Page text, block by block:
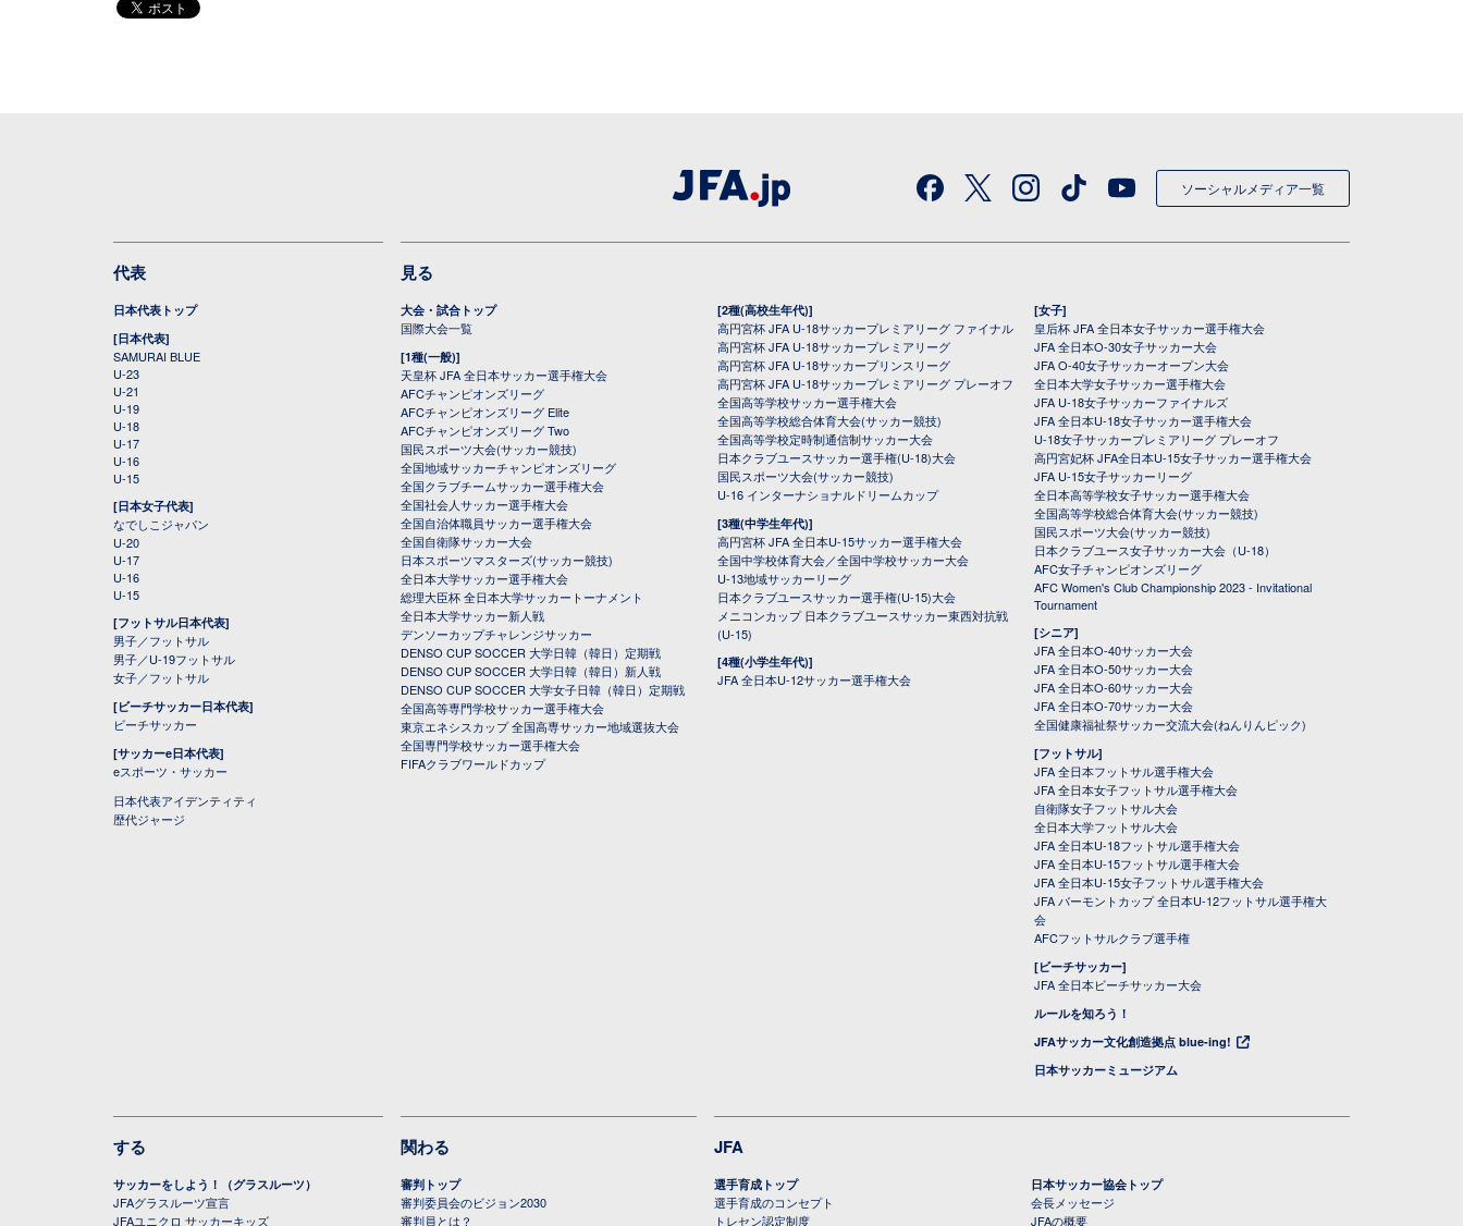
ソーシャルメディア一覧
代表
日本代表トップ
[日本代表]
SAMURAI BLUE
U-23
U-21
U-19
U-18
U-17
U-16
U-15
[日本女子代表]
なでしこジャパン
U-20
U-17
U-16
U-15
[フットサル日本代表]
男子／フットサル
男子／U-19フットサル
女子／フットサル
[ビーチサッカー日本代表]
ビーチサッカー
[サッカーe日本代表]
eスポーツ・サッカー
日本代表アイデンティティ
歴代ジャージ
見る
大会・試合トップ
国際大会一覧
[1種(一般)]
天皇杯 JFA 全日本サッカー選手権大会
AFCチャンピオンズリーグ
AFCチャンピオンズリーグ Elite
AFCチャンピオンズリーグ Two
国民スポーツ大会(サッカー競技)
全国地域サッカーチャンピオンズリーグ
全国クラブチームサッカー選手権大会
全国社会人サッカー選手権大会
全国自治体職員サッカー選手権大会
全国自衛隊サッカー大会
日本スポーツマスターズ(サッカー競技)
全日本大学サッカー選手権大会
総理大臣杯 全日本大学サッカートーナメント
全日本大学サッカー新人戦
デンソーカップチャレンジサッカー
DENSO CUP SOCCER 大学日韓（韓日）定期戦
DENSO CUP SOCCER 大学日韓（韓日）新人戦
DENSO CUP SOCCER 大学女子日韓（韓日）定期戦
全国高等専門学校サッカー選手権大会
東京エネシスカップ 全国高専サッカー地域選抜大会
全国専門学校サッカー選手権大会
FIFAクラブワールドカップ
[2種(高校生年代)]
高円宮杯 JFA U-18サッカープレミアリーグ ファイナル
高円宮杯 JFA U-18サッカープレミアリーグ
高円宮杯 JFA U-18サッカープリンスリーグ
高円宮杯 JFA U-18サッカープレミアリーグ プレーオフ
全国高等学校サッカー選手権大会
全国高等学校総合体育大会(サッカー競技)
全国高等学校定時制通信制サッカー大会
日本クラブユースサッカー選手権(U-18)大会
国民スポーツ大会(サッカー競技)
U-16 インターナショナルドリームカップ
[3種(中学生年代)]
高円宮杯 JFA 全日本U-15サッカー選手権大会
全国中学校体育大会／全国中学校サッカー大会
U-13地域サッカーリーグ
日本クラブユースサッカー選手権(U-15)大会
メニコンカップ 日本クラブユースサッカー東西対抗戦
(U-15)
[4種(小学生年代)]
JFA 全日本U-12サッカー選手権大会
[女子]
皇后杯 JFA 全日本女子サッカー選手権大会
JFA 全日本O-30女子サッカー大会
JFA O-40女子サッカーオープン大会
全日本大学女子サッカー選手権大会
JFA U-18女子サッカーファイナルズ
JFA 全日本U-18女子サッカー選手権大会
U-18女子サッカープレミアリーグ プレーオフ
高円宮妃杯 JFA全日本U-15女子サッカー選手権大会
JFA U-15女子サッカーリーグ
全日本高等学校女子サッカー選手権大会
全国高等学校総合体育大会(サッカー競技)
国民スポーツ大会(サッカー競技)
日本クラブユース女子サッカー大会（U-18）
AFC女子チャンピオンズリーグ
AFC Women's Club Championship 2023 - Invitational
Tournament
[シニア]
JFA 全日本O-40サッカー大会
JFA 全日本O-50サッカー大会
JFA 全日本O-60サッカー大会
JFA 全日本O-70サッカー大会
全国健康福祉祭サッカー交流大会(ねんりんピック)
[フットサル]
JFA 全日本フットサル選手権大会
JFA 全日本女子フットサル選手権大会
自衛隊女子フットサル大会
全日本大学フットサル大会
JFA 全日本U-18フットサル選手権大会
JFA 全日本U-15フットサル選手権大会
JFA 全日本U-15女子フットサル選手権大会
JFA バーモントカップ 全日本U-12フットサル選手権大
会
AFCフットサルクラブ選手権
[ビーチサッカー]
JFA 全日本ビーチサッカー大会
ルールを知ろう！
JFAサッカー文化創造拠点 blue-ing!
日本サッカーミュージアム
する
サッカーをしよう！（グラスルーツ）
JFAグラスルーツ宣言
JFAユニクロ サッカーキッズ
関わる
審判トップ
審判委員会のビジョン2030
審判員とは？
JFA
選手育成トップ
選手育成のコンセプト
トレセン認定制度
日本サッカー協会トップ
会長メッセージ
JFAの概要